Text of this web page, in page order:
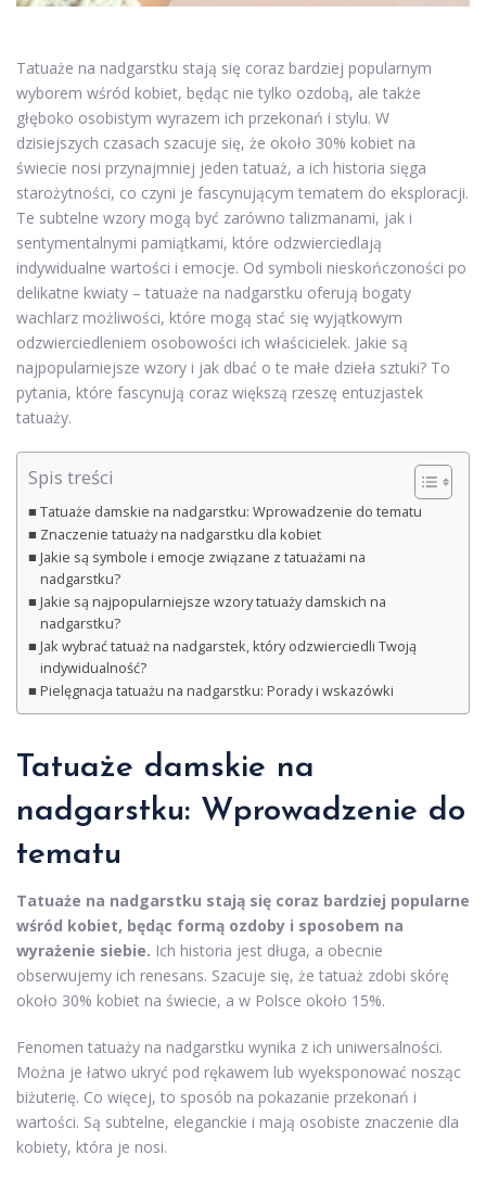
Tatuaże na nadgarstku stają się coraz bardziej popularnym
wyborem wśród kobiet, będąc nie tylko ozdobą, ale także
głęboko osobistym wyrazem ich przekonań i stylu. W
dzisiejszych czasach szacuje się, że około 30% kobiet na
świecie nosi przynajmniej jeden tatuaż, a ich historia sięga
starożytności, co czyni je fascynującym tematem do eksploracji.
Te subtelne wzory mogą być zarówno talizmanami, jak i
sentymentalnymi pamiątkami, które odzwierciedlają
indywidualne wartości i emocje. Od symboli nieskończoności po
delikatne kwiaty – tatuaże na nadgarstku oferują bogaty
wachlarz możliwości, które mogą stać się wyjątkowym
odzwierciedleniem osobowości ich właścicielek. Jakie są
najpopularniejsze wzory i jak dbać o te małe dzieła sztuki? To
pytania, które fascynują coraz większą rzeszę entuzjastek
tatuaży.
Spis treści
Tatuaże damskie na nadgarstku: Wprowadzenie do tematu
Znaczenie tatuaży na nadgarstku dla kobiet
Jakie są symbole i emocje związane z tatuażami na
nadgarstku?
Jakie są najpopularniejsze wzory tatuaży damskich na
nadgarstku?
Jak wybrać tatuaż na nadgarstek, który odzwierciedli Twoją
indywidualność?
Pielęgnacja tatuażu na nadgarstku: Porady i wskazówki
Tatuaże damskie na
nadgarstku: Wprowadzenie do
tematu
Tatuaże na nadgarstku stają się coraz bardziej popularne
wśród kobiet, będąc formą ozdoby i sposobem na
wyrażenie siebie. Ich historia jest długa, a obecnie
obserwujemy ich renesans. Szacuje się, że tatuaż zdobi skórę
około 30% kobiet na świecie, a w Polsce około 15%.
Fenomen tatuaży na nadgarstku wynika z ich uniwersalności.
Można je łatwo ukryć pod rękawem lub wyeksponować nosząc
biżuterię. Co więcej, to sposób na pokazanie przekonań i
wartości. Są subtelne, eleganckie i mają osobiste znaczenie dla
kobiety, która je nosi.